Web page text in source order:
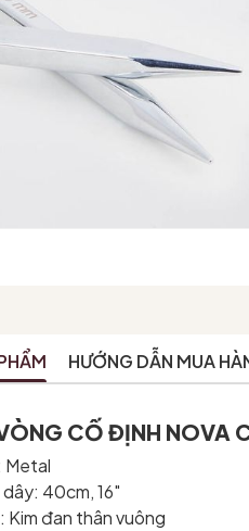
HƯỚNG DẪN MUA
CỐ ĐỊNH NOVA
Metal
40cm, 16"
Kim đan thân vuông